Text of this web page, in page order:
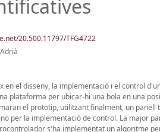
20.500.11797/TFG4722
en el disseny, la implementació i el control
plataforma per ubicar-hi una bola en una
el prototip, utilitzant finalment, un
per la implementació de control. La major
s'ha implementat un algoritme